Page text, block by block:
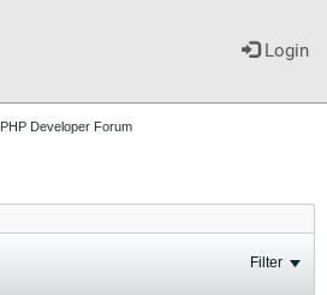
Login
PHP Developer Forum
Filter